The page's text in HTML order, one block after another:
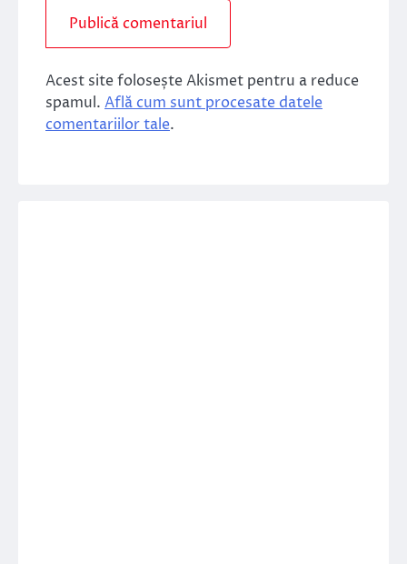
Acest site folosește Akismet pentru a reduce
spamul. Află cum sunt procesate datele
comentariilor tale.